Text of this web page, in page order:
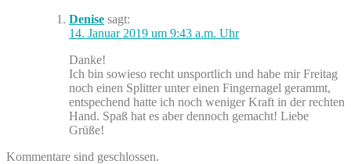
Denise sagt:
14. Januar 2019 um 9:43 a.m. Uhr
Danke!
Ich bin sowieso recht unsportlich und habe mir Freitag
noch einen Splitter unter einen Fingernagel gerammt,
entspechend hatte ich noch weniger Kraft in der rechten
Hand. Spaß hat es aber dennoch gemacht! Liebe
Grüße!
Kommentare sind geschlossen.